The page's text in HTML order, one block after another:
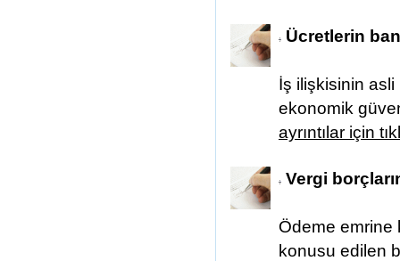
Ücretlerin
İş ilişkisinin asli
ekonomik
ayrıntılar için
Vergi
Ödeme emrine
konusu edilen